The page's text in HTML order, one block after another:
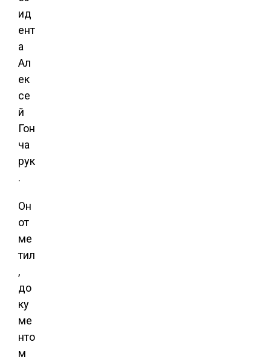
ид
ент
а
Ал
ек
се
й
Гон
ча
рук
.
Он
от
ме
тил
,
до
ку
ме
нто
м